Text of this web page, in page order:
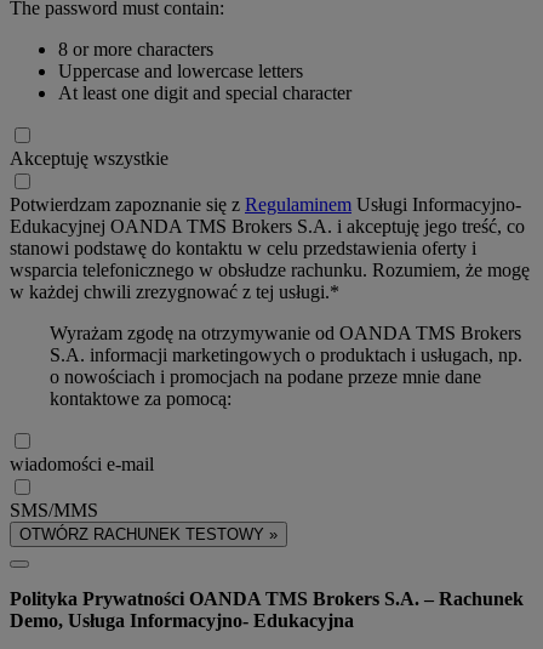
The password must contain:
8 or more characters
Uppercase and lowercase letters
At least one digit and special character
Akceptuję wszystkie
Potwierdzam zapoznanie się z Regulaminem Usługi Informacyjno-
Edukacyjnej OANDA TMS Brokers S.A. i akceptuję jego treść, co
stanowi podstawę do kontaktu w celu przedstawienia oferty i
wsparcia telefonicznego w obsłudze rachunku. Rozumiem, że mogę
w każdej chwili zrezygnować z tej usługi.*
Wyrażam zgodę na otrzymywanie od OANDA TMS Brokers
S.A. informacji marketingowych o produktach i usługach, np.
o nowościach i promocjach na podane przeze mnie dane
kontaktowe za pomocą:
wiadomości e-mail
SMS/MMS
OTWÓRZ RACHUNEK TESTOWY »
Polityka Prywatności OANDA TMS Brokers S.A. – Rachunek
Demo, Usługa Informacyjno- Edukacyjna